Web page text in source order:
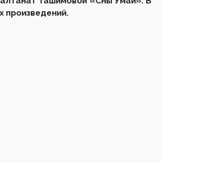
произведений.